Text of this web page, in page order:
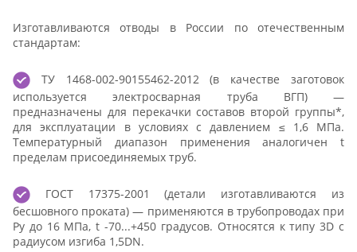
Изготавливаются отводы в России по отечественным
стандартам:
ТУ 1468-002-90155462-2012 (в качестве заготовок
используется электросварная труба ВГП) —
предназначены для перекачки составов второй группы*,
для эксплуатации в условиях с давлением ≤ 1,6 МПа.
Температурный диапазон применения аналогичен t
пределам присоединяемых труб.
ГОСТ 17375-2001 (детали изготавливаются из
бесшовного проката) — применяются в трубопроводах при
Ру до 16 МПа, t -70...+450 градусов. Относятся к типу 3D с
радиусом изгиба 1,5DN.